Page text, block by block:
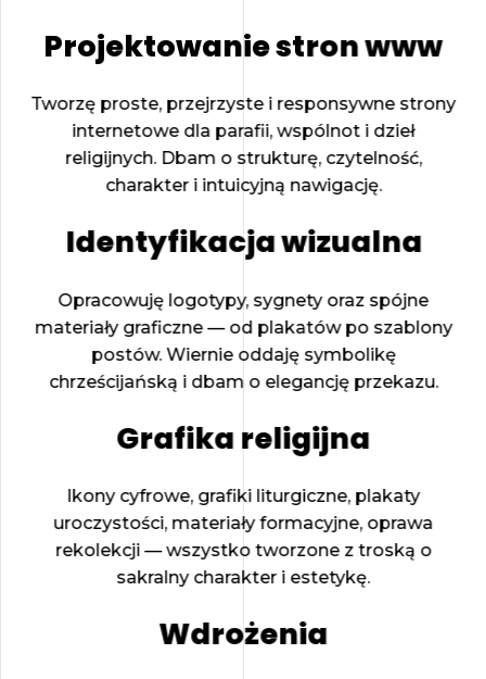
Projektowanie stron www
Tworzę proste, przejrzyste i responsywne strony
internetowe dla parafii, wspólnot i dzieł
religijnych. Dbam o strukturę, czytelność,
charakter i intuicyjną nawigację.
Identyfikacja wizualna
Opracowuję logotypy, sygnety oraz spójne
materiały graficzne — od plakatów po szablony
postów. Wiernie oddaję symbolikę
chrześcijańską i dbam o elegancję przekazu.
Grafika religijna
Ikony cyfrowe, grafiki liturgiczne, plakaty
uroczystości, materiały formacyjne, oprawa
rekolekcji — wszystko tworzone z troską o
sakralny charakter i estetykę.
Wdrożenia